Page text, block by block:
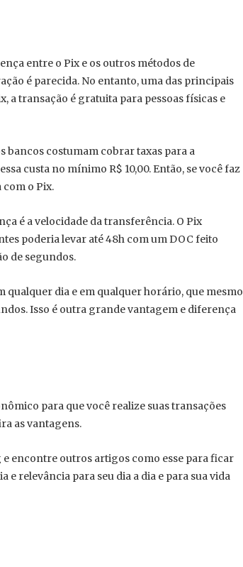
entre o Pix e os outros métodos de
é parecida. No entanto, uma das principais
a transação é gratuita para pessoas físicas e
bancos costumam cobrar taxas para a
custa no mínimo R$ 10,00. Então, se você faz
o Pix.
é a velocidade da transferência. O Pix
poderia levar até 48h com um DOC feito
de segundos.
qualquer dia e em qualquer horário, que mesmo
Isso é outra grande vantagem e diferença
para que você realize suas transações
as vantagens.
e encontre outros artigos como esse para ficar
relevância para seu dia a dia e para sua vida